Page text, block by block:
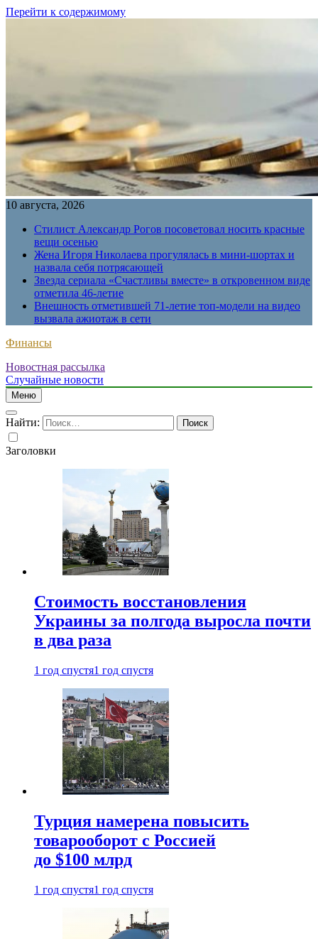
Перейти к содержимому
10 августа, 2026
Стилист Александр Рогов посоветовал носить красные
вещи осенью
Жена Игоря Николаева прогулялась в мини-шортах и
назвала себя потрясающей
Звезда сериала «Счастливы вместе» в откровенном виде
отметила 46-летие
Внешность отметившей 71-летие топ-модели на видео
вызвала ажиотаж в сети
Финансы
Новостная рассылка
Случайные новости
Меню
Найти:
Заголовки
Стоимость восстановления
Украины за полгода выросла почти
в два раза
1 год спустя1 год спустя
Турция намерена повысить
товарооборот с Россией
до $100 млрд
1 год спустя1 год спустя